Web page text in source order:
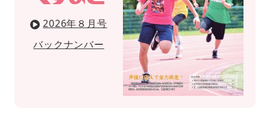
2026年８月号
バックナンバー